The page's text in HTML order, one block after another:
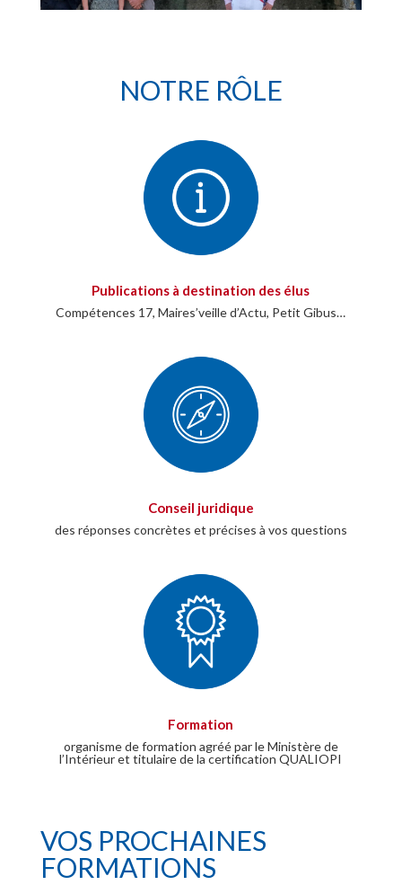
NOTRE RÔLE
Publications à destination des élus
Compétences 17, Maires’veille d’Actu, Petit Gibus…
Conseil juridique
des réponses concrètes et précises à vos questions
Formation
organisme de formation agréé par le Ministère de
l’Intérieur et titulaire de la certification QUALIOPI
VOS PROCHAINES
FORMATIONS